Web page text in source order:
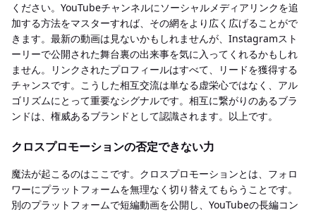
ください。YouTubeチャンネルにソーシャルメディアリンクを追
加する方法をマスターすれば、その網をより広く広げることがで
きます。最新の動画は見ないかもしれませんが、Instagramスト
ーリーで公開された舞台裏の出来事を気に入ってくれるかもしれ
ません。リンクされたプロフィールはすべて、リードを獲得する
チャンスです。こうした相互交流は単なる虚栄心ではなく、アル
ゴリズムにとって重要なシグナルです。相互に繋がりのあるブラ
ンドは、権威あるブランドとして認識されます。以上です。
クロスプロモーションの否定できない力
魔法が起こるのはここです。クロスプロモーションとは、フォロ
ワーにプラットフォームを無理なく切り替えてもらうことです。
別のプラットフォームで短編動画を公開し、YouTubeの長編コン